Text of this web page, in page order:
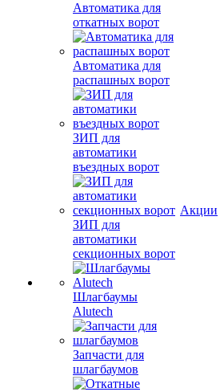
Автоматика для
откатных ворот
Автоматика для
распашных ворот
ЗИП для
автоматики
въездных ворот
ЗИП для
автоматики
секционных ворот
Шлагбаумы
Alutech
Запчасти для
шлагбаумов
Акции